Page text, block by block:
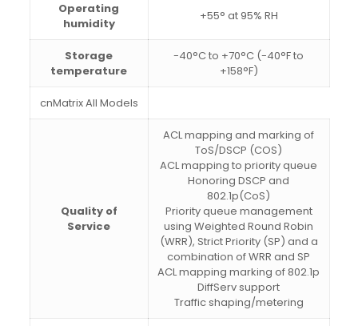
Operating
humidity
+55° at 95% RH
Storage
temperature
-40°C to +70°C (-40°F to
+158°F)
cnMatrix All Models
Quality of
Service
ACL mapping and marking of
ToS/DSCP (COS)
ACL mapping to priority queue
Honoring DSCP and
802.1p(CoS)
Priority queue management
using Weighted Round Robin
(WRR), Strict Priority (SP) and a
combination of WRR and SP
ACL mapping marking of 802.1p
DiffServ support
Traffic shaping/metering